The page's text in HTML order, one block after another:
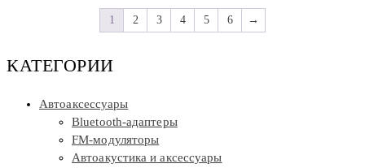
1 2 3 4 5 6 →
КАТЕГОРИИ
Автоаксессуары
Bluetooth-адаптеры
FM-модуляторы
Автоакустика и аксессуары